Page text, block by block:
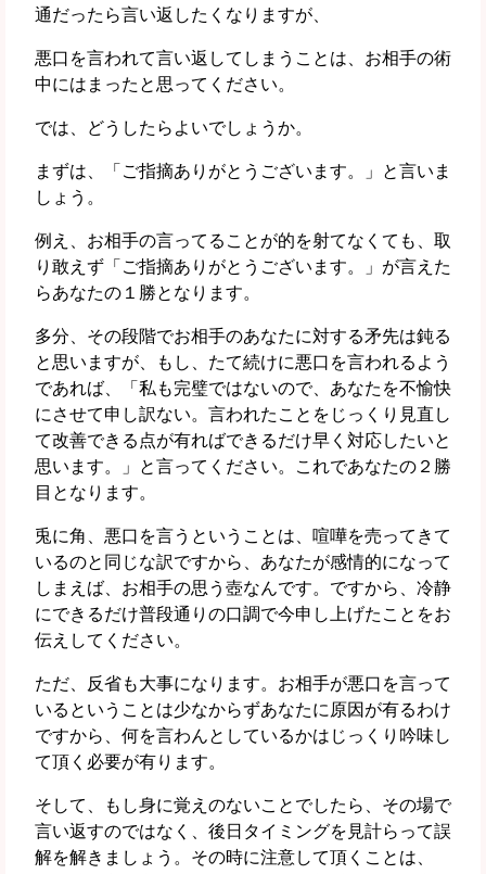
通だったら言い返したくなりますが、
悪口を言われて言い返してしまうことは、お相手の術
中にはまったと思ってください。
では、どうしたらよいでしょうか。
まずは、「ご指摘ありがとうございます。」と言いま
しょう。
例え、お相手の言ってることが的を射てなくても、取
り敢えず「ご指摘ありがとうございます。」が言えた
らあなたの１勝となります。
多分、その段階でお相手のあなたに対する矛先は鈍る
と思いますが、もし、たて続けに悪口を言われるよう
であれば、「私も完璧ではないので、あなたを不愉快
にさせて申し訳ない。言われたことをじっくり見直し
て改善できる点が有ればできるだけ早く対応したいと
思います。」と言ってください。これであなたの２勝
目となります。
兎に角、悪口を言うということは、喧嘩を売ってきて
いるのと同じな訳ですから、あなたが感情的になって
しまえば、お相手の思う壺なんです。ですから、冷静
にできるだけ普段通りの口調で今申し上げたことをお
伝えしてください。
ただ、反省も大事になります。お相手が悪口を言って
いるということは少なからずあなたに原因が有るわけ
ですから、何を言わんとしているかはじっくり吟味し
て頂く必要が有ります。
そして、もし身に覚えのないことでしたら、その場で
言い返すのではなく、後日タイミングを見計らって誤
解を解きましょう。その時に注意して頂くことは、